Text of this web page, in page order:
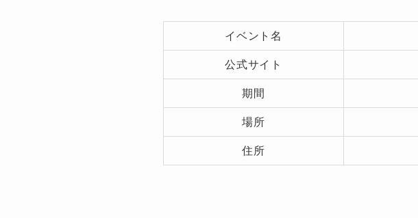
イベント名
公式サイト
期間
場所
住所